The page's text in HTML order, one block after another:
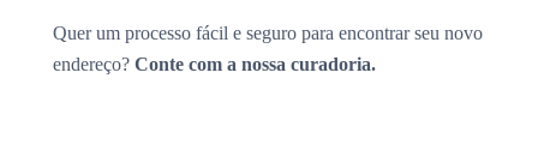
Quer um processo fácil e seguro para encontrar seu novo
endereço? Conte com a nossa curadoria.